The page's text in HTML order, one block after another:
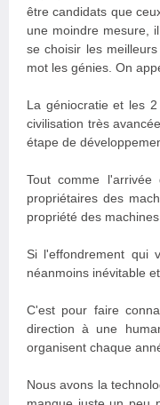
être candidats que
une moindre mesure,
se choisir les
mot les génies. On
La géniocratie et les
civilisation très
étape de
Tout comme
propriétaires des
propriété des
Si l'effondrement qui
néanmoins inévitable
C'est pour faire
direction à une
organisent chaque
Nous avons la